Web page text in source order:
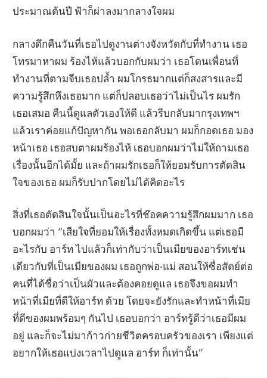
ประมาณต้นปี ฟ้าก็ผ่าลงมากลางใจผม
กลางดึกคืนวันที่เธอไปดูงานต่างจังหวัดกับที่ทำงาน เธอ
โทรมาหาผม ร้องไห้แล้วบอกกับผมว่า เธอโดนเพื่อนที่
ทำงานที่ตามจีบเธอปล้ำ ผมโกรธมากแต่ก็สงสารและมี
ความรู้สึกหึงเธอมาก แต่ก็ปลอบเธอว่าไม่เป็นไร ผมรัก
เธอเสมอ คืนนี้ดูแลตัวเองให้ดี แล้วรีบกลับมากรุงเทพฯ
แล้วเราค่อยแก้ปัญหากัน พอเธอกลับมา ผมก็กอดเธอ มอง
หน้าเธอ เธอสบตาผมร้องไห้ เธอบอกผมว่าไม่ให้ถามเธอ
เรื่องนั้นอีกได้มั้ย และถ้าผมรักเธอก็ให้ยอมรับการตัดสิน
ใจของเธอ ผมก็รับปากโดยไม่ได้คิดอะไร
สิ่งที่เธอตัดสินใจนั้นเป็นอะไรที่ช๊อคความรู้สึกผมมาก เธอ
บอกผมว่า “เสียใจที่ยอมให้เรื่องทั้งหมดเกิดขึ้น แต่เธอมี
อะไรกับ อาร์ท ไปแล้วก็เท่ากับว่าเป็นเมียของอาร์ทเช่น
เดียวกับที่เป็นเมียของผม เธอถูกพ่อ-แม่ สอนให้ซื่อสัตย์ต่อ
คนที่ได้ชื่อว่าเป็นผัวและต้องคอยดูแล เธอจึงขอผมทำ
หน้าที่เมียที่ดีให้อาร์ท ด้วย โดยจะยังรักและทำหน้าที่เมีย
ที่ดีของผมพร้อมๆ กันไป เธอบอกว่า อาร์ทรู้ดีว่าเธอมีผม
อยู่ และก็จะไม่มาก้าวก่ายชีวิตครอบครัวของเรา เพียงแต่
อยากให้เธอแบ่งเวลาไปดูแล อาร์ท ก็เท่านั้น”